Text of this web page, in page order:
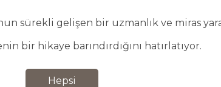
sürekli gelişen bir uzmanlık ve miras
bir hikaye barındırdığını hatırlatıyor.
Hepsi